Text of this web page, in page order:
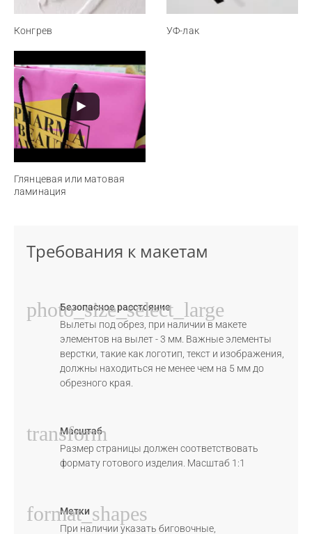
Конгрев УФ-лак
Глянцевая или матовая
ламинация
Требования к макетам
photo_size_select_large
Безопасное расстояние
Вылеты под обрез, при наличии в макете
элементов на вылет - 3 мм. Важные элементы
верстки, такие как логотип, текст и изображения,
должны находиться не менее чем на 5 мм до
обрезного края.
transform
Масштаб
Размер страницы должен соответствовать
формату готового изделия. Масштаб 1:1
format_shapes
Метки
При наличии указать биговочные,